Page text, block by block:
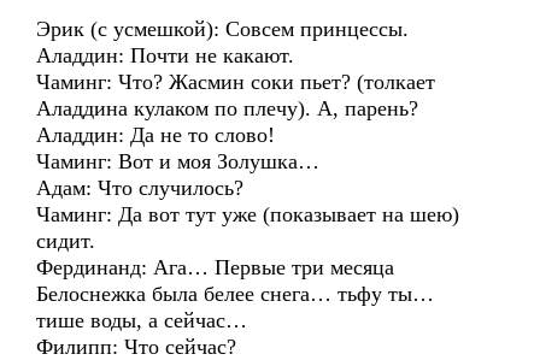
Эрик (с усмешкой): Совсем принцессы.
Аладдин: Почти не какают.
Чаминг: Что? Жасмин соки пьет? (толкает
Аладдина кулаком по плечу). А, парень?
Аладдин: Да не то слово!
Чаминг: Вот и моя Золушка…
Адам: Что случилось?
Чаминг: Да вот тут уже (показывает на шею)
сидит.
Фердинанд: Ага… Первые три месяца
Белоснежка была белее снега… тьфу ты…
тише воды, а сейчас…
Филипп: Что сейчас?